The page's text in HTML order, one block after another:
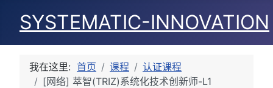
SYSTEMATIC-INNOVATION
我在这里: 首页 课程
认证课程
[网络] 萃智(TRIZ)系统化技术创新师-L1